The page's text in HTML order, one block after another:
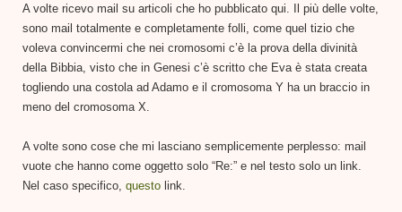
A volte ricevo mail su articoli che ho pubblicato qui. Il più delle volte,
sono mail totalmente e completamente folli, come quel tizio che
voleva convincermi che nei cromosomi c’è la prova della divinità
della Bibbia, visto che in Genesi c’è scritto che Eva è stata creata
togliendo una costola ad Adamo e il cromosoma Y ha un braccio in
meno del cromosoma X.
A volte sono cose che mi lasciano semplicemente perplesso: mail
vuote che hanno come oggetto solo “Re:” e nel testo solo un link.
Nel caso specifico, questo link.